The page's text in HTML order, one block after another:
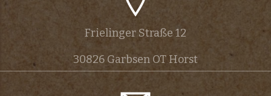
t
Frielinger Straße 12
30826 Garbsen OT Horst